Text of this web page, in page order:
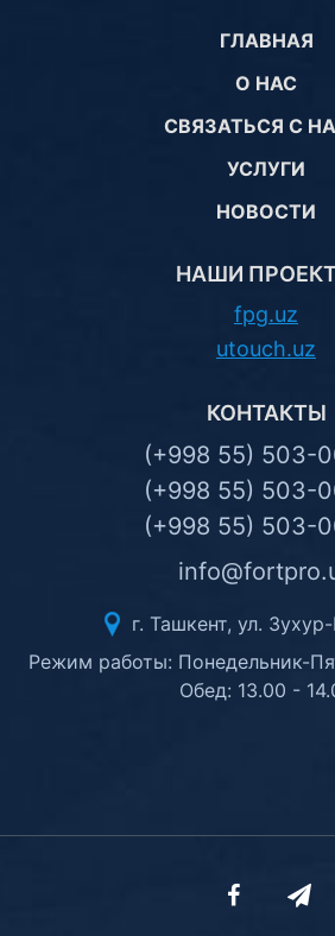
ГЛАВНАЯ
О НАС
СВЯЗАТЬСЯ С
УСЛУГИ
НОВОСТИ
НАШИ
fpg.uz
utouch.uz
КОНТАКТЫ
(+998 55) 503-
(+998 55) 503-
(+998 55) 503-
г. Ташкент, ул.
Режим работы: Понедельник-
Обед: 13.00 -